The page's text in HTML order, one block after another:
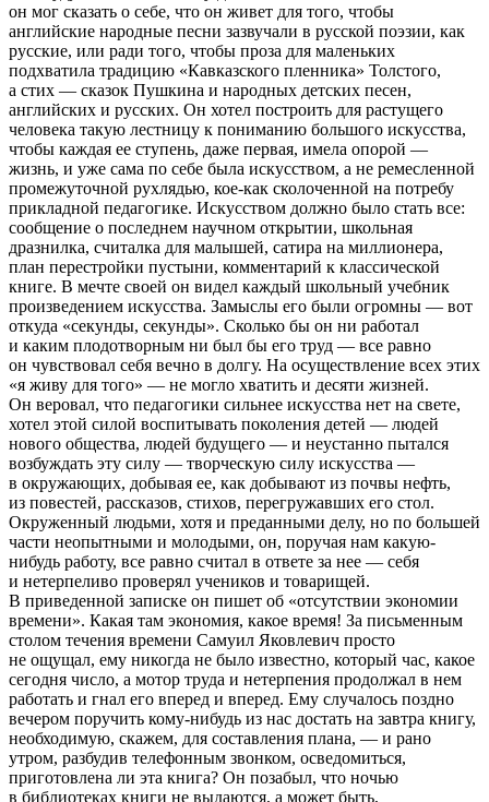
он мог сказать о себе, что он живет для того, чтобы
английские народные песни зазвучали в русской поэзии, как
русские, или ради того, чтобы проза для маленьких
подхватила традицию «Кавказского пленника» Толстого,
а стих — сказок Пушкина и народных детских песен,
английских и русских. Он хотел построить для растущего
человека такую лестницу к пониманию большого искусства,
чтобы каждая ее ступень, даже первая, имела опорой —
жизнь, и уже сама по себе была искусством, а не ремесленной
промежуточной рухлядью, кое-как сколоченной на потребу
прикладной педагогике. Искусством должно было стать все:
сообщение о последнем научном открытии, школьная
дразнилка, считалка для малышей, сатира на миллионера,
план перестройки пустыни, комментарий к классической
книге. В мечте своей он видел каждый школьный учебник
произведением искусства. Замыслы его были огромны — вот
откуда «секунды, секунды». Сколько бы он ни работал
и каким плодотворным ни был бы его труд — все равно
он чувствовал себя вечно в долгу. На осуществление всех этих
«я живу для того» — не могло хватить и десяти жизней.
Он веровал, что педагогики сильнее искусства нет на свете,
хотел этой силой воспитывать поколения детей — людей
нового общества, людей будущего — и неустанно пытался
возбуждать эту силу — творческую силу искусства —
в окружающих, добывая ее, как добывают из почвы нефть,
из повестей, рассказов, стихов, перегружавших его стол.
Окруженный людьми, хотя и преданными делу, но по большей
части неопытными и молодыми, он, поручая нам какую-
нибудь работу, все равно считал в ответе за нее — себя
и нетерпеливо проверял учеников и товарищей.
В приведенной записке он пишет об «отсутствии экономии
времени». Какая там экономия, какое время! За письменным
столом течения времени Самуил Яковлевич просто
не ощущал, ему никогда не было известно, который час, какое
сегодня число, а мотор труда и нетерпения продолжал в нем
работать и гнал его вперед и вперед. Ему случалось поздно
вечером поручить кому-нибудь из нас достать на завтра книгу,
необходимую, скажем, для составления плана, — и рано
утром, разбудив телефонным звонком, осведомиться,
приготовлена ли эта книга? Он позабыл, что ночью
в библиотеках книги не выдаются, а может быть,